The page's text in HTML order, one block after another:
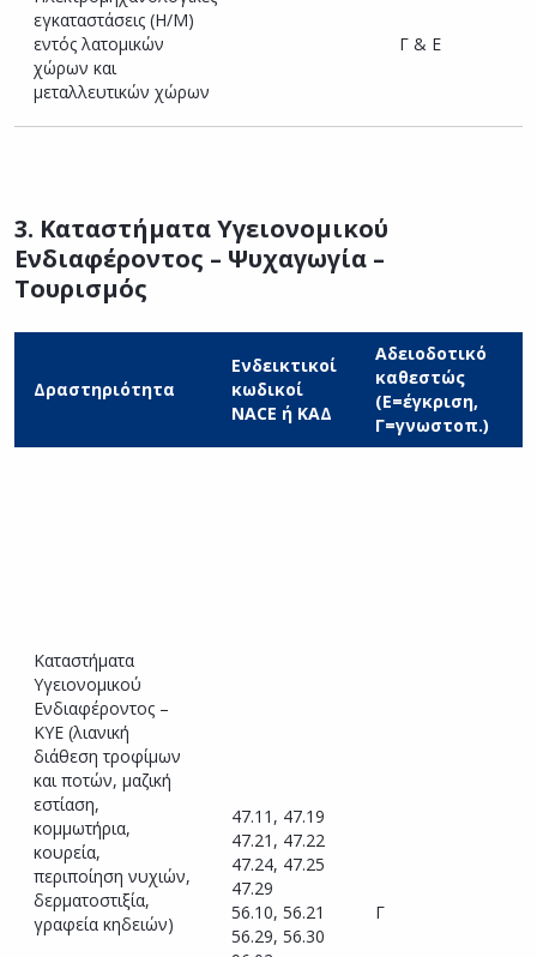
εγκαταστάσεις (Η/Μ)
εντός λατομικών
χώρων και
μεταλλευτικών χώρων
Γ & Ε
3. Καταστήματα Υγειονομικού
Ενδιαφέροντος – Ψυχαγωγία –
Τουρισμός
Δραστηριότητα
Ενδεικτικοί
κωδικοί
NACE ή ΚΑΔ
Αδειοδοτικό
καθεστώς
(Ε=έγκριση,
Γ=γνωστοπ.)
Καταστήματα
Υγειονομικού
Ενδιαφέροντος –
ΚΥΕ (λιανική
διάθεση τροφίμων
και ποτών, μαζική
εστίαση,
κομμωτήρια,
κουρεία,
περιποίηση νυχιών,
δερματοστιξία,
γραφεία κηδειών)
47.11, 47.19
47.21, 47.22
47.24, 47.25
47.29
56.10, 56.21
56.29, 56.30
Γ